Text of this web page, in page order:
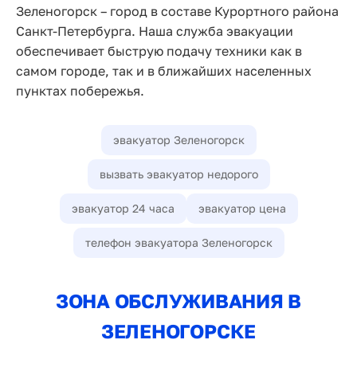
Зеленогорск – город в составе Курортного района
Санкт-Петербурга. Наша служба эвакуации
обеспечивает быструю подачу техники как в
самом городе, так и в ближайших населенных
пунктах побережья.
эвакуатор Зеленогорск
вызвать эвакуатор недорого
эвакуатор 24 часа эвакуатор цена
телефон эвакуатора Зеленогорск
ЗОНА ОБСЛУЖИВАНИЯ В
ЗЕЛЕНОГОРСКЕ